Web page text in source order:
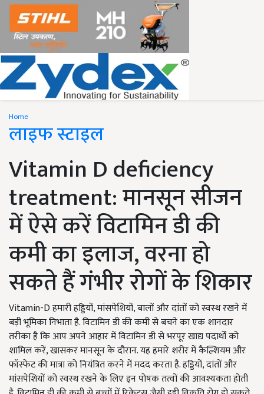
Home
लाइफ स्टाइल
Vitamin D deficiency
treatment: मानसून सीजन
में ऐसे करें विटामिन डी की
कमी का इलाज, वरना हो
सकते हैं गंभीर रोगों के शिकार
Vitamin-D हमारी हड्डियों, मांसपेशियों, बालों और दांतों को स्वस्थ रखने में
बड़ी भूमिका निभाता है. विटामिन डी की कमी से बचने का एक शानदार
तरीका है कि आप अपने आहार में विटामिन डी से भरपूर खाद्य पदार्थों को
शामिल करें, खासकर मानसून के दौरान. यह हमारे शरीर में कैल्शियम और
फॉस्फेट की मात्रा को नियंत्रित करने में मदद करता है. हड्डियों, दांतों और
मांसपेशियों को स्वस्थ रखने के लिए इन पोषक तत्वों की आवश्यकता होती